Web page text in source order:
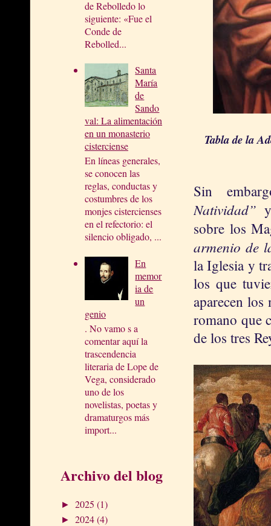
de Rebolledo lo
siguiente: «Fue el
Conde de
Rebolled...
Santa
María
de
Sando
val: La alimentación
en un monasterio
cisterciense
En líneas generales,
se conocen las
reglas, conductas y
costumbres de los
monjes cistercienses
en el refectorio: el
silencio obligado, ...
En
memor
ia de
un
genio
. No vamo s a
comentar aquí la
trascendencia
literaria de Lope de
Vega, considerado
uno de los
novelistas, poetas y
dramaturgos más
import...
Archivo del blog
► 2025 (1)
► 2024(4)
Tabla de la
Sin
Natividad”
sobre los
armenio de
la Iglesia y
los que
aparecen
romano que
de los tres